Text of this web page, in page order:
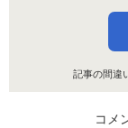
記事の間違
コメ